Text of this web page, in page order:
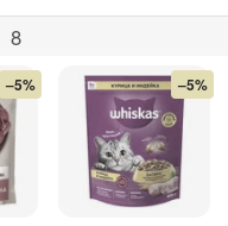
8
–5% –5%